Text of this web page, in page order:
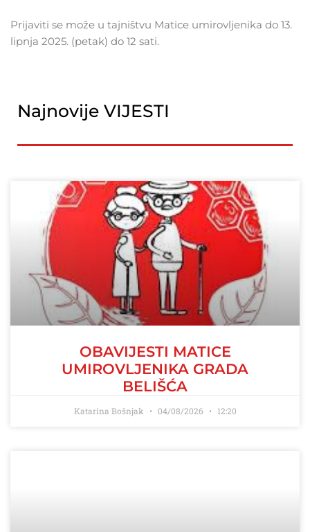
Prijaviti se može u tajništvu Matice umirovljenika do 13.
lipnja 2025. (petak) do 12 sati.
Najnovije VIJESTI
OBAVIJESTI MATICE
UMIROVLJENIKA GRADA
BELIŠĆA
Katarina Bošnjak 04/08/2026 12:20